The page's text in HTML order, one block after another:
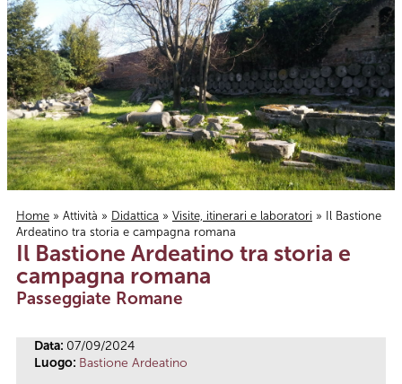
Tu sei qui
Home » Attività » Didattica » Visite, itinerari e laboratori » Il Bastione
Ardeatino tra storia e campagna romana
Il Bastione Ardeatino tra storia e
campagna romana
Passeggiate Romane
Data: 07/09/2024
Luogo: Bastione Ardeatino